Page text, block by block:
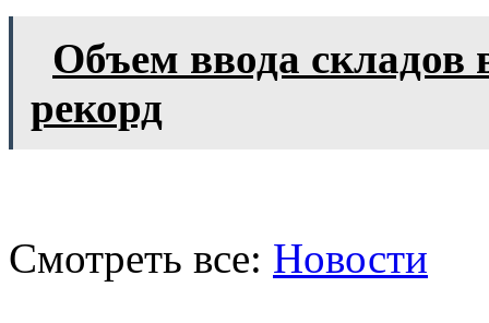
Объем ввода складов
рекорд
Смотреть все: Новости